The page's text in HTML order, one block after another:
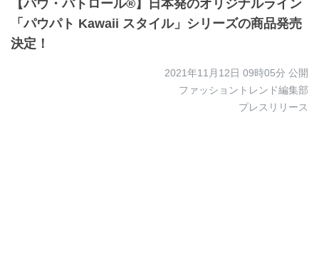
【パウ・パトロール®】日本発のオリジナルライン
「パウパト Kawaii スタイル」シリーズの商品発売
決定！
2021年11月12日 09時05分 公開
ファッショントレンド編集部
プレスリリース